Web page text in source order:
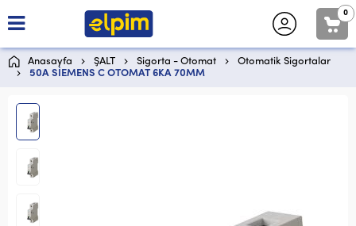
0
Anasayfa ŞALT Sigorta - Otomat
Otomatik Sigortalar
50A SİEMENS C OTOMAT 6KA 70MM